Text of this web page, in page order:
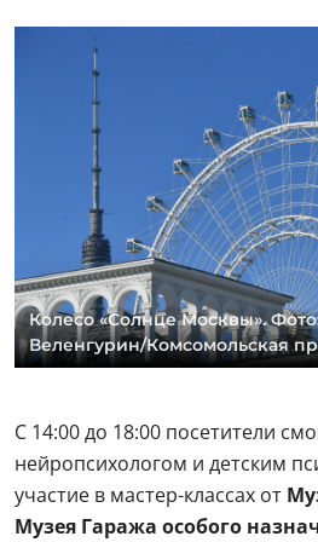
Колесо «Солнце Москвы».
Веленгурин/Комсомольская
С 14:00 до 18:00 посетители
нейропсихологом и детским
участие в мастер-классах от
Музея Гаража особого